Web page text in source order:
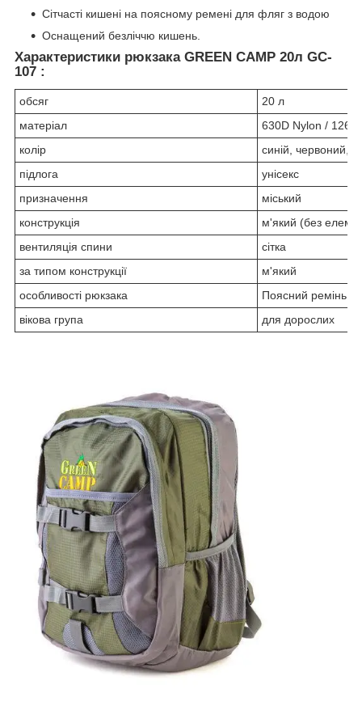
Сітчасті кишені на поясному ремені для фляг з водою
Оснащений безліччю кишень.
Характеристики рюкзака GREEN CAMP 20л GC-
107 :
обсяг
20 л
матеріал
630D Nylon /
колір
синій, червоний,
підлога
унісекс
призначення
міський
конструкція
м'який (без
вентиляція спини
сітка
за типом конструкції
м'який
особливості рюкзака
Поясний ремінь,
вікова група
для дорослих